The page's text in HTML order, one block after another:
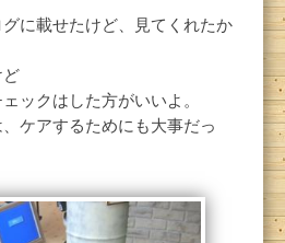
に載せたけど、見てくれたか
ど
ックはした方がいいよ。
ケアするためにも大事だっ